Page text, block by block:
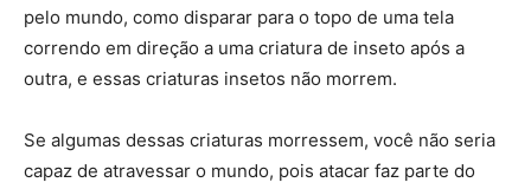
pelo mundo, como disparar para o topo de uma tela
correndo em direção a uma criatura de inseto após a
outra, e essas criaturas insetos não morrem.
Se algumas dessas criaturas morressem, você não seria
capaz de atravessar o mundo, pois atacar faz parte do